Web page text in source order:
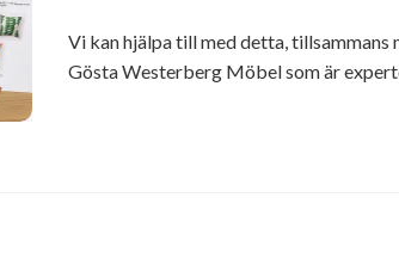
Vi kan hjälpa till med detta, tillsammans
Gösta Westerberg Möbel som är